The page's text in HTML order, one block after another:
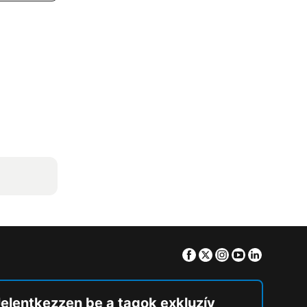
Facebook
TwitterInstagram
Youtube
be a tagok exkluzív